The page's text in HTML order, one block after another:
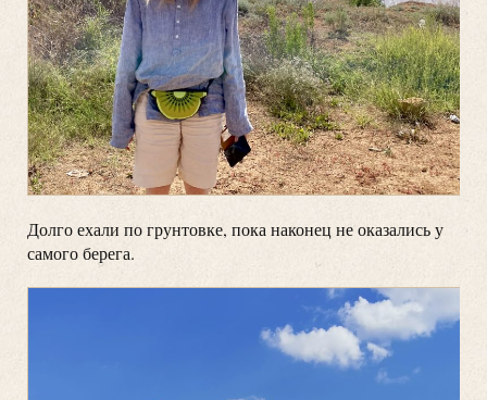
Долго ехали по грунтовке, пока наконец не оказались у
самого берега.